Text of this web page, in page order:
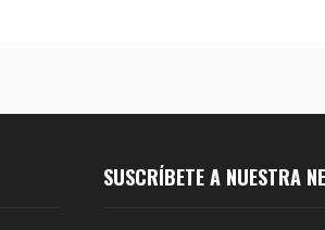
SUSCRÍBETE A NUESTRA